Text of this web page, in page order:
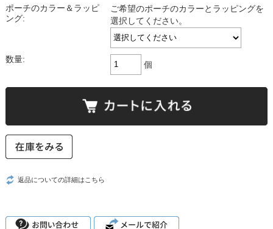
ポーチのカラー＆ラッピ
ング:
ご希望のポーチのカラーとラッピングを
選択してください。
数量:
個
返品についての詳細はこちら